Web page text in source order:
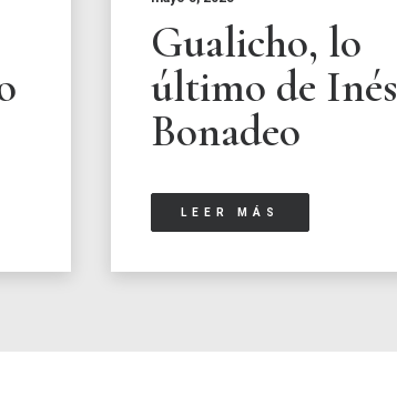
Gualicho, lo
último de Inés
Bonadeo
LEER MÁS